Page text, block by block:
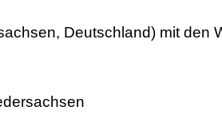
Deutschland) mit den